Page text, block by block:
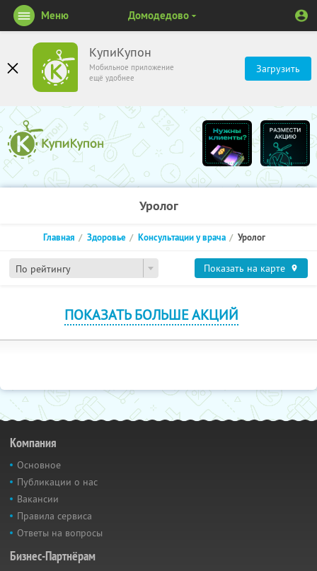
КупиКупон
Мобильное приложение
ещё удобнее
Загрузить
Меню Домодедово
Уролог
По рейтингу
Главная Здоровье Консультации у врача Уролог
Показать на карте
ПОКАЗАТЬ БОЛЬШЕ АКЦИЙ
Компания
Основное
Публикации о нас
Вакансии
Правила сервиса
Ответы на вопросы
Бизнес-Партнёрам